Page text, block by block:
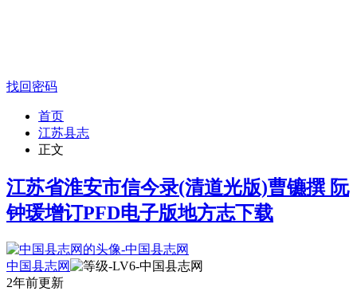
找回密码
首页
江苏县志
正文
江苏省淮安市信今录(清道光版)曹镳撰 阮
钟瑗增订PFD电子版地方志下载
中国县志网
2年前更新